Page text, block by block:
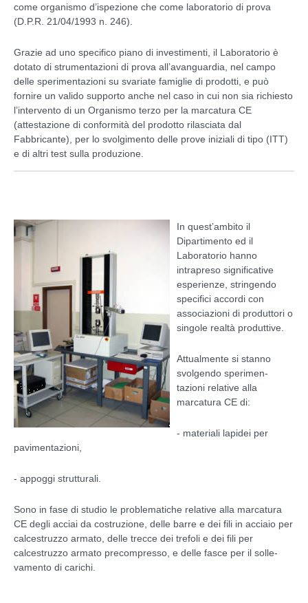
come organismo d’ispezione che come laboratorio di prova
(D.P.R. 21/04/1993 n. 246).
Grazie ad uno specifico piano di investimenti, il Laboratorio è
dotato di strumentazioni di prova all’avanguardia, nel campo
delle sperimentazioni su svariate famiglie di prodotti, e può
fornire un valido supporto anche nel caso in cui non sia richiesto
l’intervento di un Organismo terzo per la marcatura CE
(attestazione di conformità del prodotto rilasciata dal
Fabbricante), per lo svolgimento delle prove iniziali di tipo (ITT)
e di altri test sulla produzione.
In quest’ambito il
Dipartimento ed il
Laboratorio hanno
intrapreso significative
esperienze, stringendo
specifici accordi con
associazioni di produttori o
singole realtà produttive.
Attualmente si stanno
svolgendo sperimen-
tazioni relative alla
marcatura CE di:
- materiali lapidei per
pavimentazioni,
- appoggi strutturali.
Sono in fase di studio le problematiche relative alla marcatura
CE degli acciai da costruzione, delle barre e dei fili in acciaio per
calcestruzzo armato, delle trecce dei trefoli e dei fili per
calcestruzzo armato precompresso, e delle fasce per il solle-
vamento di carichi.